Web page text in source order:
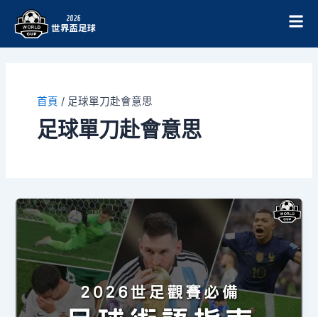
首頁 / 足球單刀赴會意思
足球單刀赴會意思